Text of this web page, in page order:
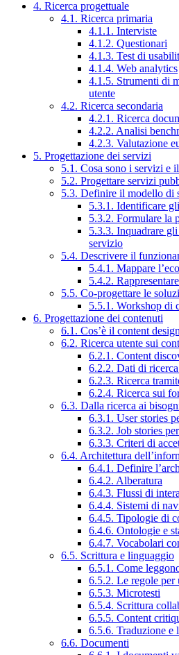
4. Ricerca progettuale
4.1. Ricerca primaria
4.1.1. Interviste
4.1.2. Questionari
4.1.3. Test di
4.1.4. Web analytics
4.1.5. Strumenti di
utente
4.2. Ricerca secondaria
4.2.1. Ricerca
4.2.2. Analisi
4.2.3. Valutazione
5. Progettazione dei servizi
5.1. Cosa sono i servizi e
5.2. Progettare servizi
5.3. Definire il modello di
5.3.1. Identificare
5.3.2. Formulare la
5.3.3. Inquadrare
servizio
5.4. Descrivere il
5.4.1. Mappare
5.4.2.
5.5. Co-progettare le
5.5.1. Workshop di
6. Progettazione dei contenuti
6.1. Cos’è il content design
6.2. Ricerca utente sui
6.2.1. Content
6.2.2. Dati di
6.2.3. Ricerca
6.2.4. Ricerca sui
6.3. Dalla ricerca ai
6.3.1. User stories
6.3.2. Job stories
6.3.3. Criteri di
6.4. Architettura
6.4.1. Definire
6.4.2. Alberatura
6.4.3. Flussi di
6.4.4. Sistemi di
6.4.5. Tipologie di
6.4.6. Ontologie e
6.4.7. Vocabolari
6.5. Scrittura e linguaggio
6.5.1. Come
6.5.2. Le regole per
6.5.3. Microtesti
6.5.4. Scrittura
6.5.5. Content
6.5.6. Traduzione e
6.6. Documenti